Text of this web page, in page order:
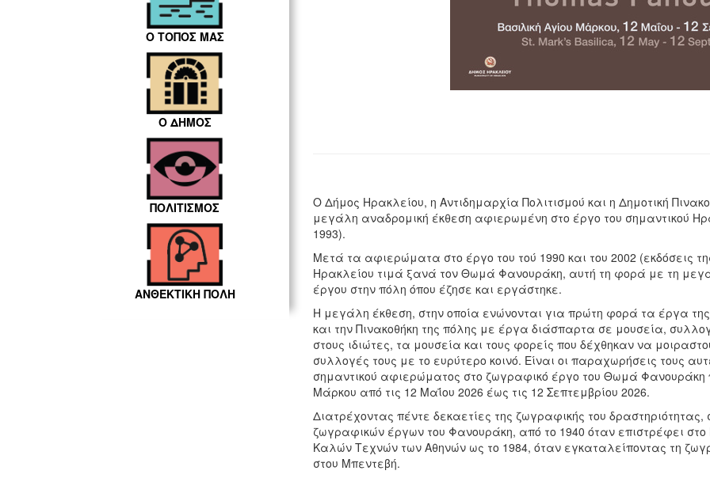
Ο ΤΟΠΟΣ ΜΑΣ
Ο ΔΗΜΟΣ
ΠΟΛΙΤΙΣΜΟΣ
ΑΝΘΕΚΤΙΚΗ ΠΟΛΗ
Ο Δήμος Ηρακλείου, η Αντιδημαρχία Πολιτισμού και η Δημοτική
μεγάλη αναδρομική έκθεση αφιερωμένη στο έργο του σημαντικού
1993).
Μετά τα αφιερώματα στο έργο του τού 1990 και του 2002 (εκδόσεις
Ηρακλείου τιμά ξανά τον Θωμά Φανουράκη, αυτή τη φορά με τη
έργου στην πόλη όπου έζησε και εργάστηκε.
Η μεγάλη έκθεση, στην οποία ενώνονται για πρώτη φορά τα έργα
και την Πινακοθήκη της πόλης με έργα διάσπαρτα σε μουσεία,
στους ιδιώτες, τα μουσεία και τους φορείς που δέχθηκαν να
συλλογές τους με το ευρύτερο κοινό. Είναι οι παραχωρήσεις τους
σημαντικού αφιερώματος στο ζωγραφικό έργο του Θωμά Φανουράκη
Μάρκου από τις 12 Μαΐου 2026 έως τις 12 Σεπτεμβρίου 2026.
Διατρέχοντας πέντε δεκαετίες της ζωγραφικής του
ζωγραφικών έργων του Φανουράκη, από το 1940 όταν επιστρέφει στο
Καλών Τεχνών των Αθηνών ως το 1984, όταν εγκαταλείποντας τη
στου Μπεντεβή.